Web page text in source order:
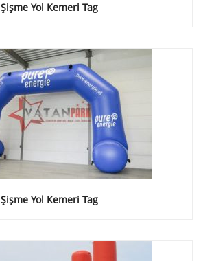
Şişme Yol Kemeri Tag
Şişme Yol Kemeri Tag